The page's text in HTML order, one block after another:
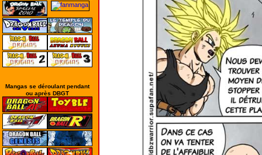
Mangas se déroulant pendant
ou après DBGT